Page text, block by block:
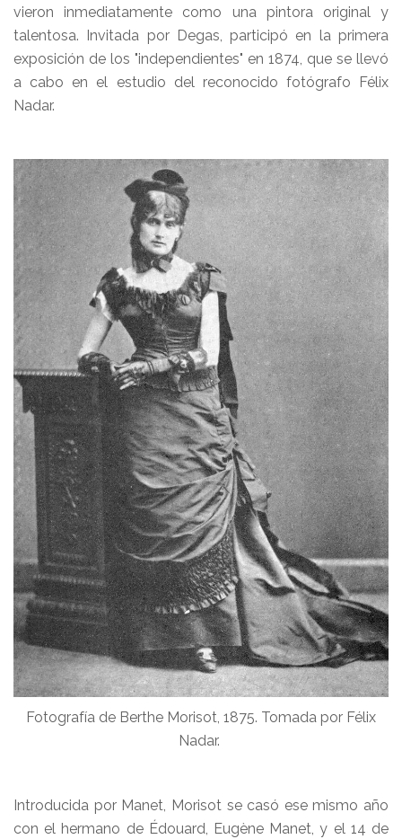
vieron inmediatamente como una pintora original y
talentosa. Invitada por Degas, participó en la primera
exposición de los "independientes" en 1874, que se llevó
a cabo en el estudio del reconocido fotógrafo Félix
Nadar.
Fotografía de Berthe Morisot, 1875. Tomada por Félix
Nadar.
Introducida por Manet, Morisot se casó ese mismo año
con el hermano de Édouard, Eugène Manet, y el 14 de